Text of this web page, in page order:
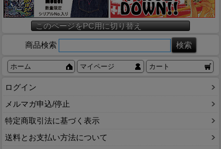
このページをPC用に切り替え
商品検索
ホーム マイページ カート
ログイン
メルマガ申込/停止
特定商取引法に基づく表示
送料とお支払い方法について